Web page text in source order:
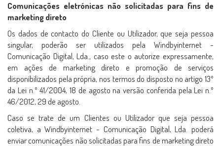
Comunicações eletrónicas não solicitadas para fins de
marketing direto
Os dados de contacto do Cliente ou Utilizador, que seja pessoa
singular, poderão ser utilizados pela Windbyinternet -
Comunicação Digital, Lda., caso este o autorize expressamente,
em ações de marketing direto e promoção de serviços
disponibilizados pela própria, nos termos do disposto no artigo 13º
da Lei n.º 41/2004, 18 de agosto na versão conferida pela Lei n.º
46/2012, 29 de agosto.
Caso se trate de um Clientes ou Utilizador que seja pessoa
coletiva, a Windbyinternet - Comunicação Digital, Lda. poderá
enviar comunicações não solicitadas para fins de marketing direto